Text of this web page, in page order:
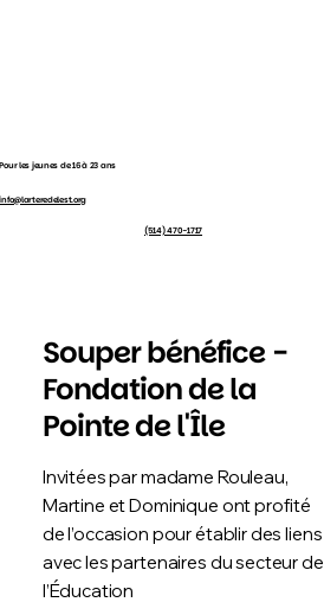
Pour les jeunes de 16 à 23 ans
info@larteredelest.org
(514) 470-1717
Souper bénéfice -
Fondation de la
Pointe de l'Île
Invitées par madame Rouleau,
Martine et Dominique ont profité
de l’occasion pour établir des liens
avec les partenaires du secteur de
l’Éducation